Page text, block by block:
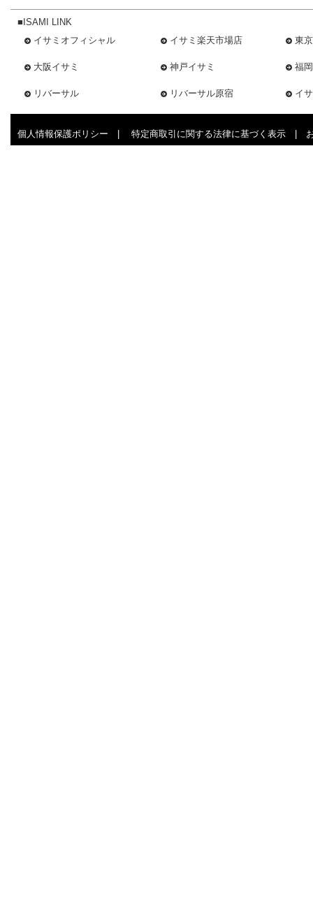
■ISAMI LINK
イサミオフィシャル
イサミ楽天市場店 東
大阪イサミ 神戸イサミ 福
リバーサル リバーサル原宿 イ
個人情報保護ポリシー 特定商取引に関する法律に基づく表示